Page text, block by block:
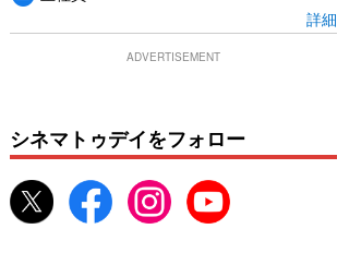
怪物の木こり
U-NEXTで見る
詳細
ADVERTISEMENT
シネマトゥデイをフォロー